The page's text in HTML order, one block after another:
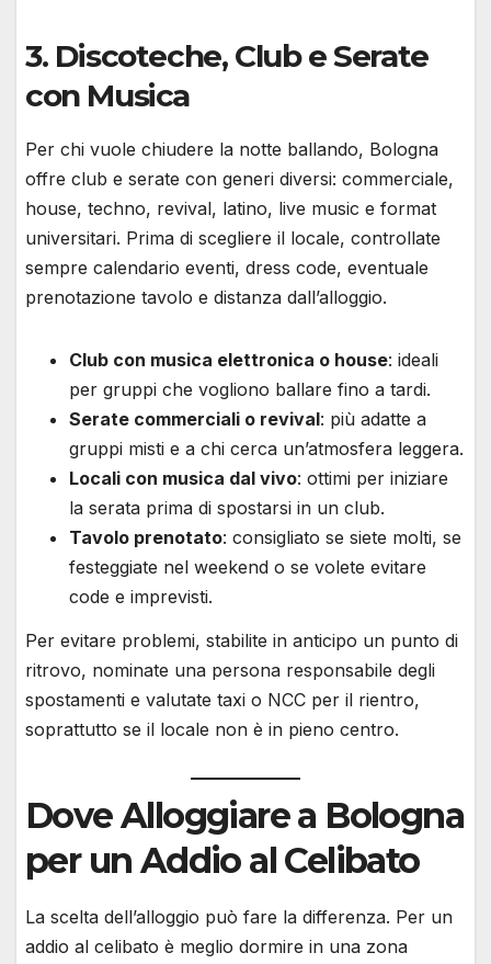
3. Discoteche, Club e Serate
con Musica
Per chi vuole chiudere la notte ballando, Bologna
offre club e serate con generi diversi: commerciale,
house, techno, revival, latino, live music e format
universitari. Prima di scegliere il locale, controllate
sempre calendario eventi, dress code, eventuale
prenotazione tavolo e distanza dall’alloggio.
Club con musica elettronica o house: ideali
per gruppi che vogliono ballare fino a tardi.
Serate commerciali o revival: più adatte a
gruppi misti e a chi cerca un’atmosfera leggera.
Locali con musica dal vivo: ottimi per iniziare
la serata prima di spostarsi in un club.
Tavolo prenotato: consigliato se siete molti, se
festeggiate nel weekend o se volete evitare
code e imprevisti.
Per evitare problemi, stabilite in anticipo un punto di
ritrovo, nominate una persona responsabile degli
spostamenti e valutate taxi o NCC per il rientro,
soprattutto se il locale non è in pieno centro.
Dove Alloggiare a Bologna
per un Addio al Celibato
La scelta dell’alloggio può fare la differenza. Per un
addio al celibato è meglio dormire in una zona